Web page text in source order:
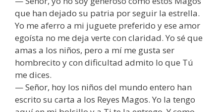
que han dejado su patria por seguir la estrella.
Yo me aferro a mi juguete preferido y ese amor
egoísta no me deja verte con claridad. Yo sé que
amas a los niños, pero a mí me gusta ser
hombrecito y con dificultad admito lo que Tú
me dices.
— Señor, hoy los niños del mundo entero han
escrito su carta a los Reyes Magos. Yo la tengo